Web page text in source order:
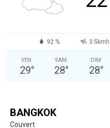
92 % 3.5kmh
VEN
29°
SAM
28°
DIM
28°
BANGKOK
Couvert